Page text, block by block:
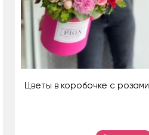
Цветы в коробочке с розами